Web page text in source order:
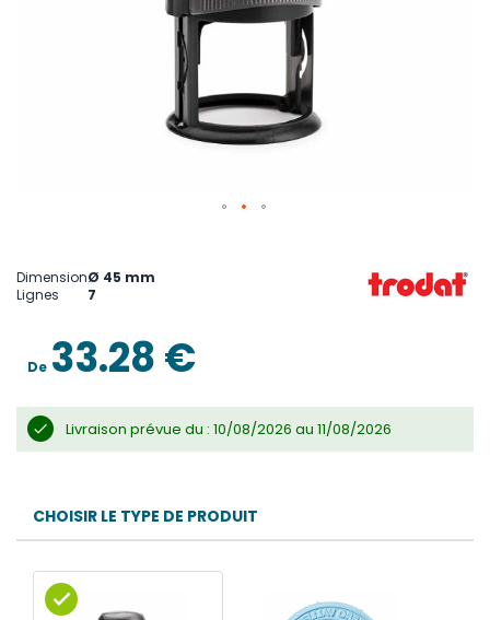
beginning
of
gallery
DimensionØ 45 mm
Lignes
7
De 33.28 €
Livraison prévue du : 10/08/2026 au 11/08/2026
CHOISIR LE TYPE DE PRODUIT